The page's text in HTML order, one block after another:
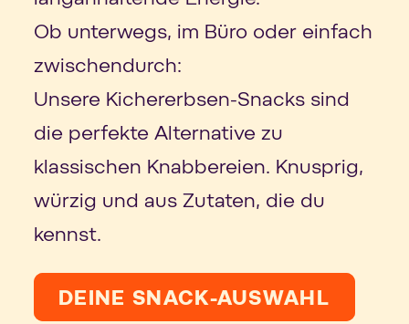
Ob unterwegs, im Büro oder einfach
zwischendurch:
Unsere Kichererbsen-Snacks sind
die perfekte Alternative zu
klassischen Knabbereien. Knusprig,
würzig und aus Zutaten, die du
kennst.
DEINE SNACK-AUSWAHL